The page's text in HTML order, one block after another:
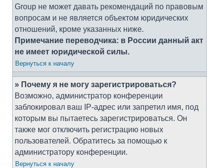
Group не может давать рекомендаций по правовым
вопросам и не является объектом юридических
отношений, кроме указанных ниже.
Примечание переводчика: в России данный акт
не имеет юридической силы.
Вернуться к началу
» Почему я не могу зарегистрироваться?
Возможно, администратор конференции
заблокировал ваш IP-адрес или запретил имя, под
которым вы пытаетесь зарегистрироваться. Он
также мог отключить регистрацию новых
пользователей. Обратитесь за помощью к
администратору конференции.
Вернуться к началу